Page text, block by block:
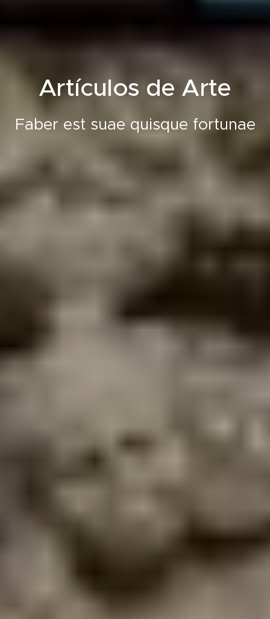
Artículos de Arte
Faber est suae quisque fortunae